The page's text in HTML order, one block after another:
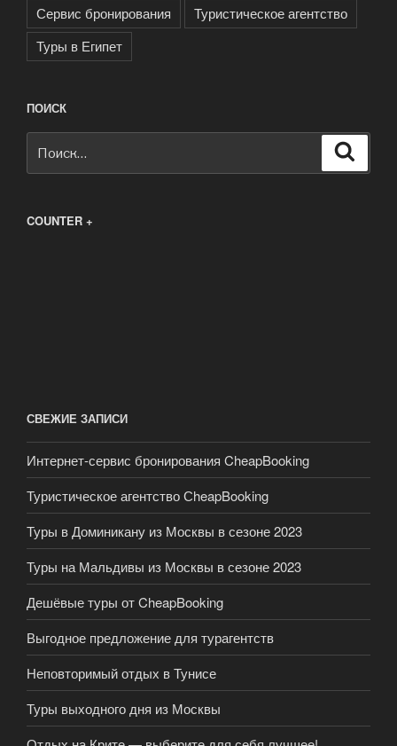
Сервис бронирования
Туристическое агентство
Туры в Египет
ПОИСК
COUNTER +
СВЕЖИЕ ЗАПИСИ
Интернет-сервис бронирования CheapBooking
Туристическое агентство СheapBooking
Туры в Доминикану из Москвы в сезоне 2023
Туры на Мальдивы из Москвы в сезоне 2023
Дешёвые туры от CheapBooking
Выгодное предложение для турагентств
Неповторимый отдых в Тунисе
Туры выходного дня из Москвы